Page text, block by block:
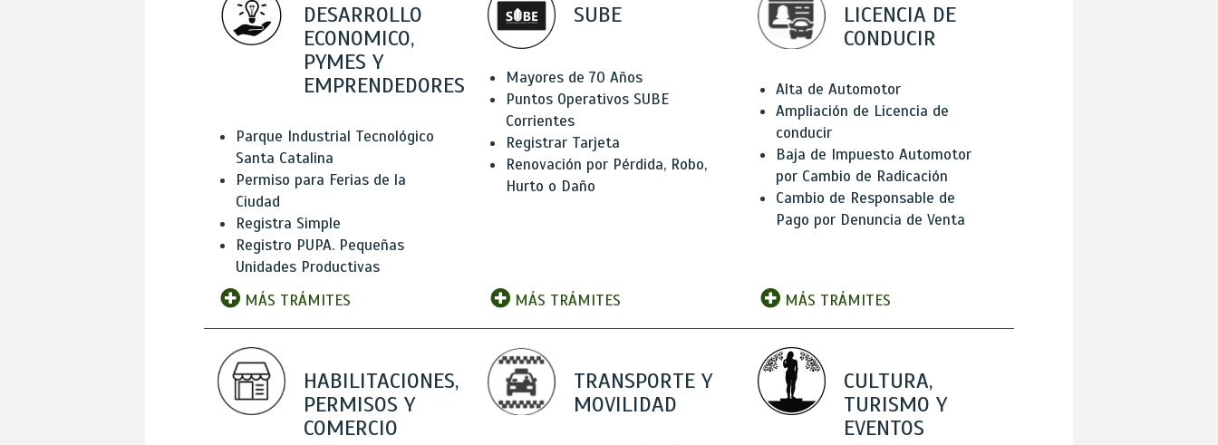
DESARROLLO
ECONOMICO,
PYMES Y
EMPRENDEDORES
Parque Industrial Tecnológico
Santa Catalina
Permiso para Ferias de la
Ciudad
Registra Simple
Registro PUPA. Pequeñas
Unidades Productivas
MÁS TRÁMITES
SUBE
Mayores de 70 Años
Puntos Operativos SUBE
Corrientes
Registrar Tarjeta
Renovación por Pérdida, Robo,
Hurto o Daño
MÁS TRÁMITES
LICENCIA DE
CONDUCIR
Alta de Automotor
Ampliación de Licencia de
conducir
Baja de Impuesto Automotor
por Cambio de Radicación
Cambio de Responsable de
Pago por Denuncia de Venta
MÁS TRÁMITES
HABILITACIONES,
PERMISOS Y
COMERCIO
TRANSPORTE Y
MOVILIDAD
CULTURA,
TURISMO Y
EVENTOS